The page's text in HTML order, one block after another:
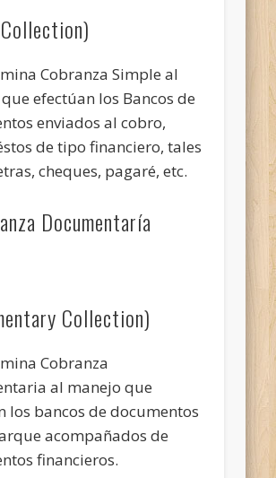
Cobranza Simple al
efectúan los Bancos de
enviados al cobro,
de tipo financiero, tales
cheques, pagaré, etc.
Documentaría
Collection)
Cobranza
al manejo que
los bancos de documentos
acompañados de
financieros.